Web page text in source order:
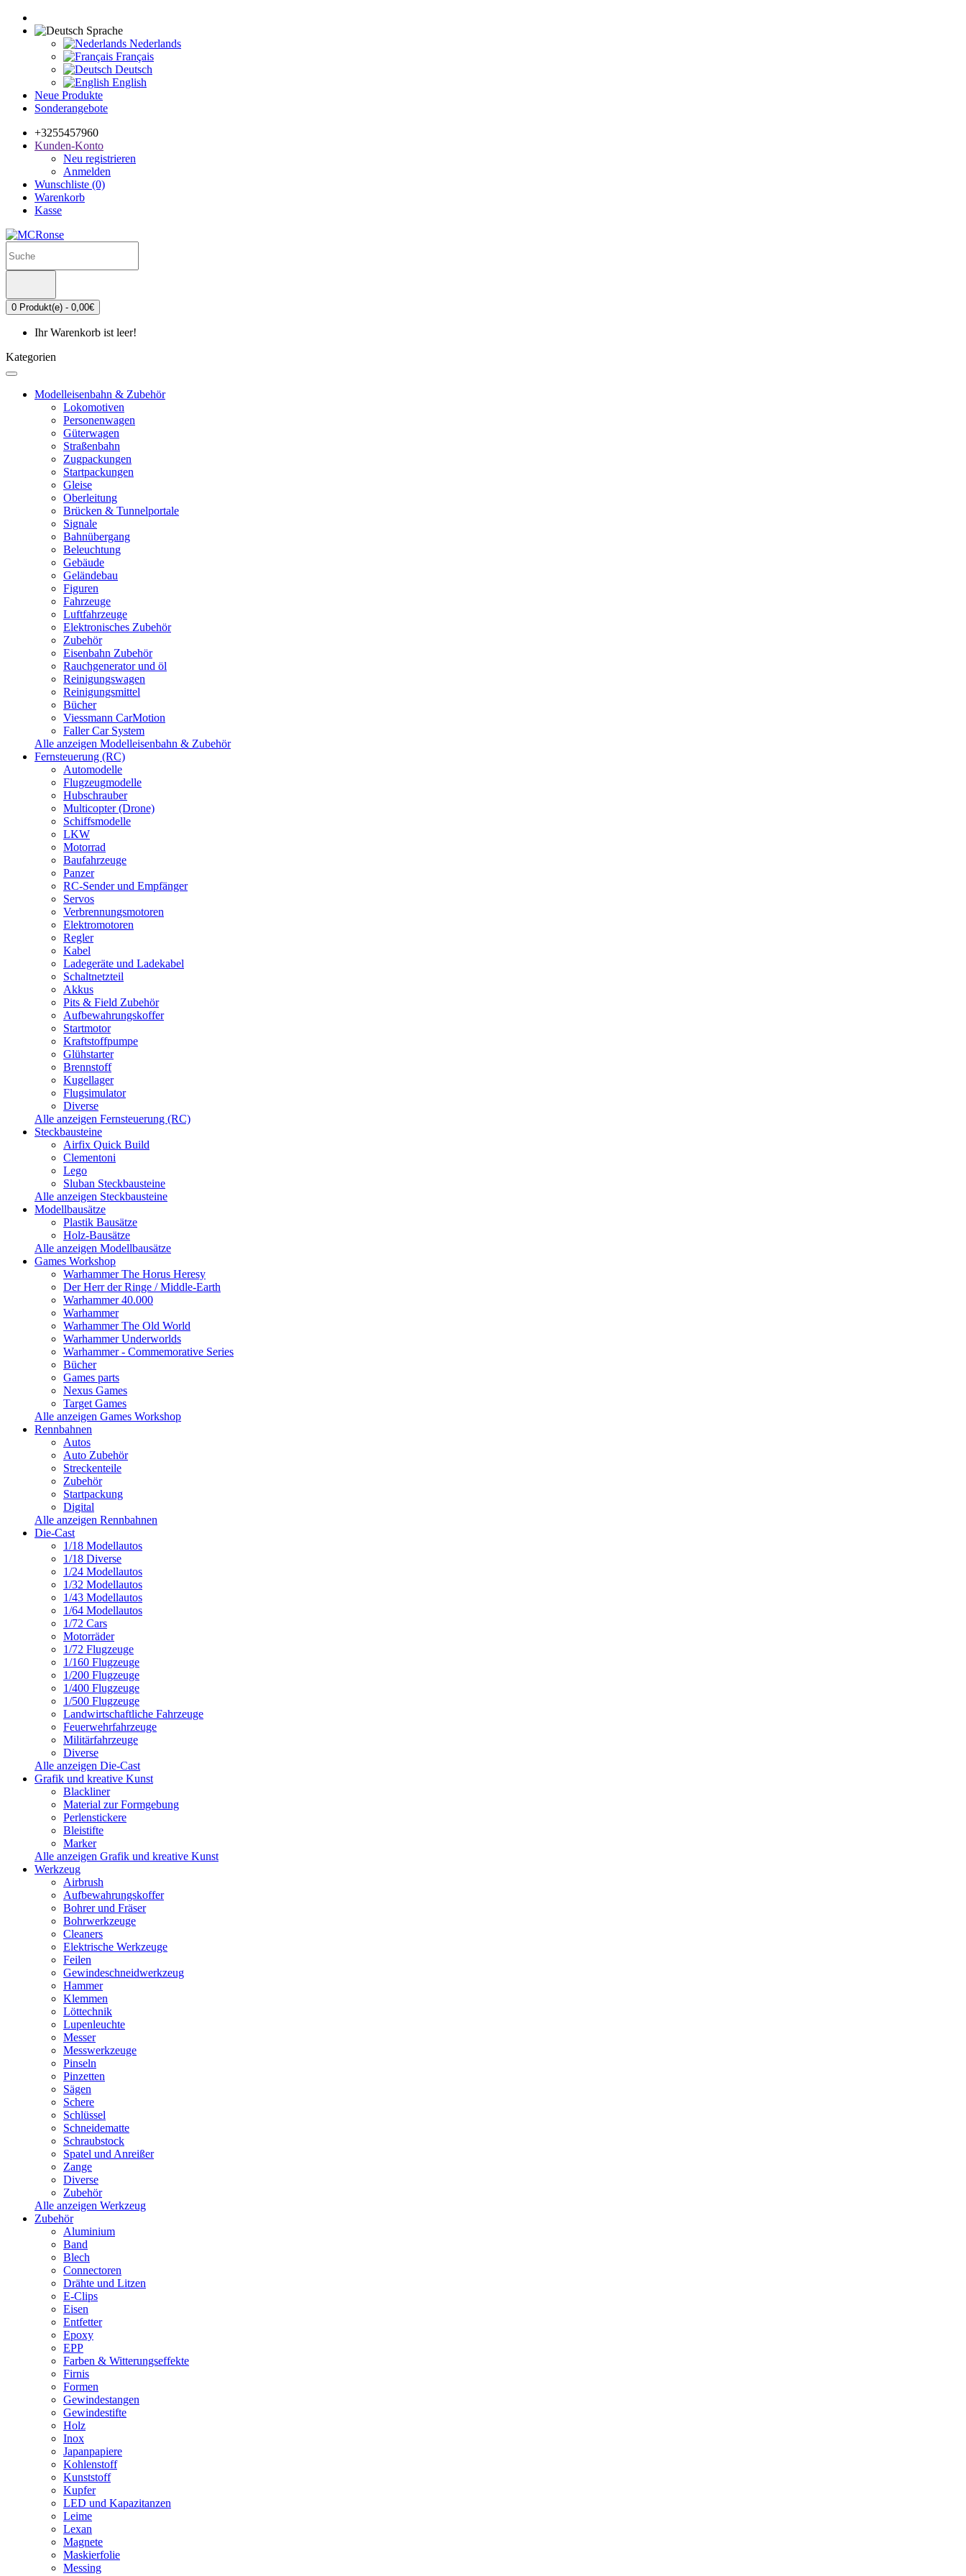
Sprache
Nederlands
Français
Deutsch
English
Neue Produkte
Sonderangebote
+3255457960
Kunden-Konto
Neu registrieren
Anmelden
Wunschliste (0)
Warenkorb
Kasse
0 Produkt(e) - 0,00€
Ihr Warenkorb ist leer!
Kategorien
Modelleisenbahn & Zubehör
Lokomotiven
Personenwagen
Güterwagen
Straßenbahn
Zugpackungen
Startpackungen
Gleise
Oberleitung
Brücken & Tunnelportale
Signale
Bahnübergang
Beleuchtung
Gebäude
Geländebau
Figuren
Fahrzeuge
Luftfahrzeuge
Elektronisches Zubehör
Zubehör
Eisenbahn Zubehör
Rauchgenerator und öl
Reinigungswagen
Reinigungsmittel
Bücher
Viessmann CarMotion
Faller Car System
Alle anzeigen Modelleisenbahn & Zubehör
Fernsteuerung (RC)
Automodelle
Flugzeugmodelle
Hubschrauber
Multicopter (Drone)
Schiffsmodelle
LKW
Motorrad
Baufahrzeuge
Panzer
RC-Sender und Empfänger
Servos
Verbrennungsmotoren
Elektromotoren
Regler
Kabel
Ladegeräte und Ladekabel
Schaltnetzteil
Akkus
Pits & Field Zubehör
Aufbewahrungskoffer
Startmotor
Kraftstoffpumpe
Glühstarter
Brennstoff
Kugellager
Flugsimulator
Diverse
Alle anzeigen Fernsteuerung (RC)
Steckbausteine
Airfix Quick Build
Clementoni
Lego
Sluban Steckbausteine
Alle anzeigen Steckbausteine
Modellbausätze
Plastik Bausätze
Holz-Bausätze
Alle anzeigen Modellbausätze
Games Workshop
Warhammer The Horus Heresy
Der Herr der Ringe / Middle-Earth
Warhammer 40.000
Warhammer
Warhammer The Old World
Warhammer Underworlds
Warhammer - Commemorative Series
Bücher
Games parts
Nexus Games
Target Games
Alle anzeigen Games Workshop
Rennbahnen
Autos
Auto Zubehör
Streckenteile
Zubehör
Startpackung
Digital
Alle anzeigen Rennbahnen
Die-Cast
1/18 Modellautos
1/18 Diverse
1/24 Modellautos
1/32 Modellautos
1/43 Modellautos
1/64 Modellautos
1/72 Cars
Motorräder
1/72 Flugzeuge
1/160 Flugzeuge
1/200 Flugzeuge
1/400 Flugzeuge
1/500 Flugzeuge
Landwirtschaftliche Fahrzeuge
Feuerwehrfahrzeuge
Militärfahrzeuge
Diverse
Alle anzeigen Die-Cast
Grafik und kreative Kunst
Blackliner
Material zur Formgebung
Perlenstickere
Bleistifte
Marker
Alle anzeigen Grafik und kreative Kunst
Werkzeug
Airbrush
Aufbewahrungskoffer
Bohrer und Fräser
Bohrwerkzeuge
Cleaners
Elektrische Werkzeuge
Feilen
Gewindeschneidwerkzeug
Hammer
Klemmen
Löttechnik
Lupenleuchte
Messer
Messwerkzeuge
Pinseln
Pinzetten
Sägen
Schere
Schlüssel
Schneidematte
Schraubstock
Spatel und Anreißer
Zange
Diverse
Zubehör
Alle anzeigen Werkzeug
Zubehör
Aluminium
Band
Blech
Connectoren
Drähte und Litzen
E-Clips
Eisen
Entfetter
Epoxy
EPP
Farben & Witterungseffekte
Firnis
Formen
Gewindestangen
Gewindestifte
Holz
Inox
Japanpapiere
Kohlenstoff
Kunststoff
Kupfer
LED und Kapazitanzen
Leime
Lexan
Magnete
Maskierfolie
Messing